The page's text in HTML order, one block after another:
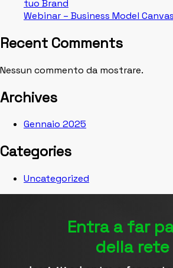
tuo Brand
Webinar – Business Model Canvas
Recent Comments
Nessun commento da mostrare.
Archives
Gennaio 2025
Categories
Uncategorized
Entra a far
della rete